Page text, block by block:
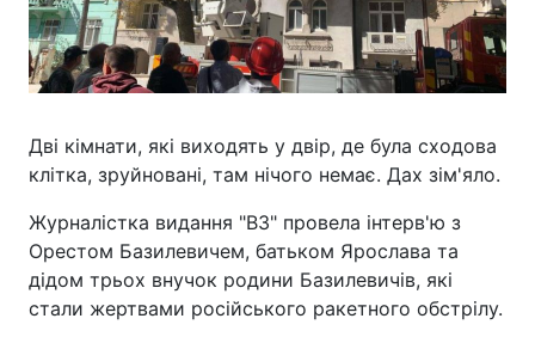
Дві кімнати, які виходять у двір, де була сходова
клітка, зруйновані, там нічого немає. Дах зім'яло.
Журналістка видання "ВЗ" провела інтерв'ю з
Орестом Базилевичем, батьком Ярослава та
дідом трьох внучок родини Базилевичів, які
стали жертвами російського ракетного обстрілу.